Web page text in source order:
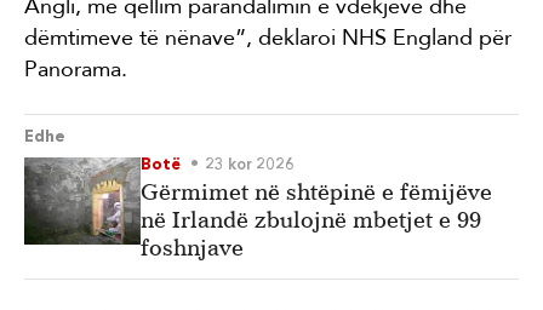
Angli, me qëllim parandalimin e vdekjeve dhe
dëmtimeve të nënave”, deklaroi NHS England për
Panorama.
Edhe
Botë
23 kor 2026
Gërmimet në shtëpinë e fëmijëve
në Irlandë zbulojnë mbetjet e 99
foshnjave